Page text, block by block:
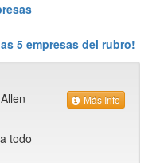
5 empresas del rubro!
Allen
todo
Más Info